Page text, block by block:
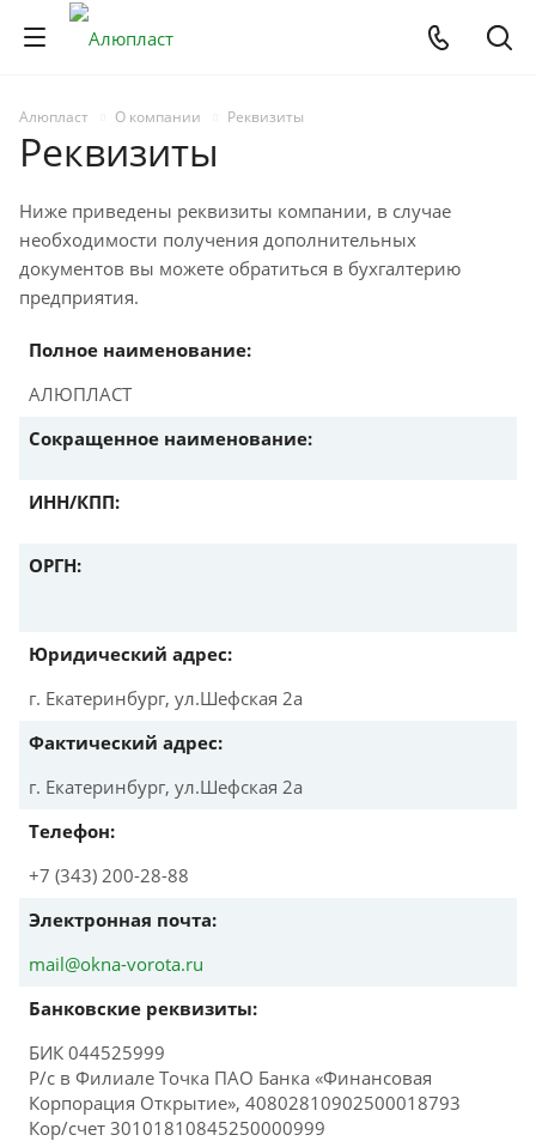
Алюпласт О компании Реквизиты
Реквизиты
Ниже приведены реквизиты компании, в случае
необходимости получения дополнительных
документов вы можете обратиться в бухгалтерию
предприятия.
Полное наименование:
АЛЮПЛАСТ
Сокращенное наименование:
ИНН/КПП:
ОРГН:
Юридический адрес:
г. Екатеринбург, ул.Шефская 2а
Фактический адрес:
г. Екатеринбург, ул.Шефская 2а
Телефон:
+7 (343) 200-28-88
Электронная почта:
mail@okna-vorota.ru
Банковские реквизиты:
БИК 044525999
Р/с в Филиале Точка ПАО Банка «Финансовая
Корпорация Открытие», 40802810902500018793
Кор/счет 30101810845250000999